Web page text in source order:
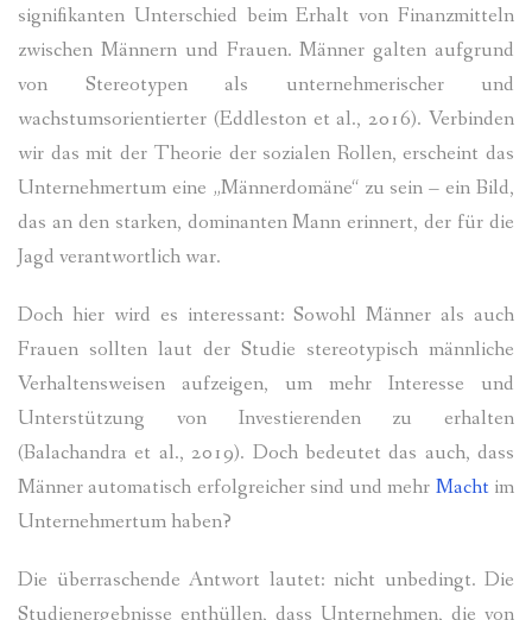
signifikanten Unterschied beim Erhalt von Finanzmitteln
zwischen Männern und Frauen. Männer galten aufgrund
von Stereotypen als unternehmerischer und
wachstumsorientierter (Eddleston et al., 2016). Verbinden
wir das mit der Theorie der sozialen Rollen, erscheint das
Unternehmertum eine „Männerdomäne“ zu sein – ein Bild,
das an den starken, dominanten Mann erinnert, der für die
Jagd verantwortlich war.
Doch hier wird es interessant: Sowohl Männer als auch
Frauen sollten laut der Studie stereotypisch männliche
Verhaltensweisen aufzeigen, um mehr Interesse und
Unterstützung von Investierenden zu erhalten
(Balachandra et al., 2019). Doch bedeutet das auch, dass
Männer automatisch erfolgreicher sind und mehr Machtim
Unternehmertum haben?
Die überraschende Antwort lautet: nicht unbedingt. Die
Studienergebnisse enthüllen, dass Unternehmen, die von